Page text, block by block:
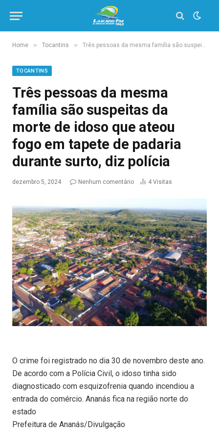
Home » Tocantins » Três pessoas da mesma família são suspeitas da morte de idoso que ateou fogo em tapete de padaria durante surto, diz polícia
TOCANTINS
Três pessoas da mesma
família são suspeitas da
morte de idoso que ateou
fogo em tapete de padaria
durante surto, diz polícia
dezembro 5, 2024 Nenhum comentário 4 Visitas
O crime foi registrado no dia 30 de novembro deste ano.
De acordo com a Polícia Civil, o idoso tinha sido
diagnosticado com esquizofrenia quando incendiou a
entrada do comércio. Ananás fica na região norte do
estado
Prefeitura de Ananás/Divulgação